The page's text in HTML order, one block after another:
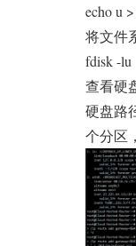
echo u
将文件
fdisk -lu
查看硬
硬盘路
个分区